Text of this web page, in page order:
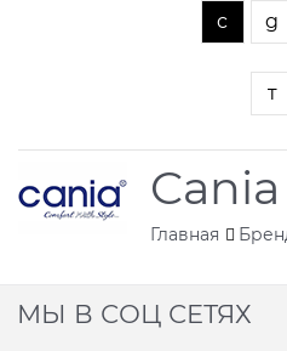
c g
т
Cania
Главная
МЫ В СОЦ СЕТЯХ